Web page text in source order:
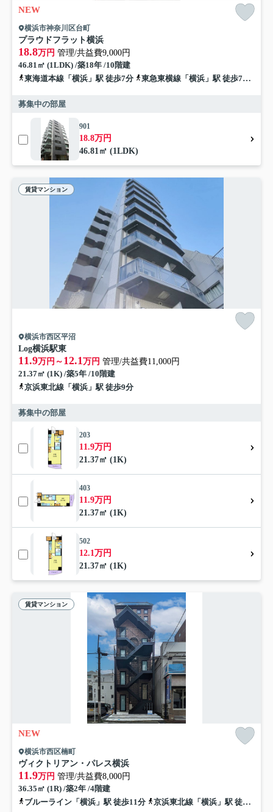
NEW
横浜市神奈川区台町
プラウドフラット横浜
18.8万円 管理/共益費9,000円
46.81㎡ (1LDK) /築18年 /10階建
東海道本線「横浜」駅 徒歩7分
東急東横線「横浜」駅 徒歩7分
募集中の部屋
901
18.8万円
46.81㎡ (1LDK)
賃貸マンション
横浜市西区平沼
Log横浜駅東
11.9万円～ 12.1万円 管理/共益費11,000円
21.37㎡ (1K) /築5年 /10階建
京浜東北線「横浜」駅 徒歩9分
募集中の部屋
203
11.9万円
21.37㎡ (1K)
403
11.9万円
21.37㎡ (1K)
502
12.1万円
21.37㎡ (1K)
賃貸マンション
NEW
横浜市西区楠町
ヴィクトリアン・パレス横浜
11.9万円 管理/共益費8,000円
36.35㎡ (1R) /築2年 /4階建
ブルーライン「横浜」駅 徒歩11分
京浜東北線「横浜」駅 徒歩13分